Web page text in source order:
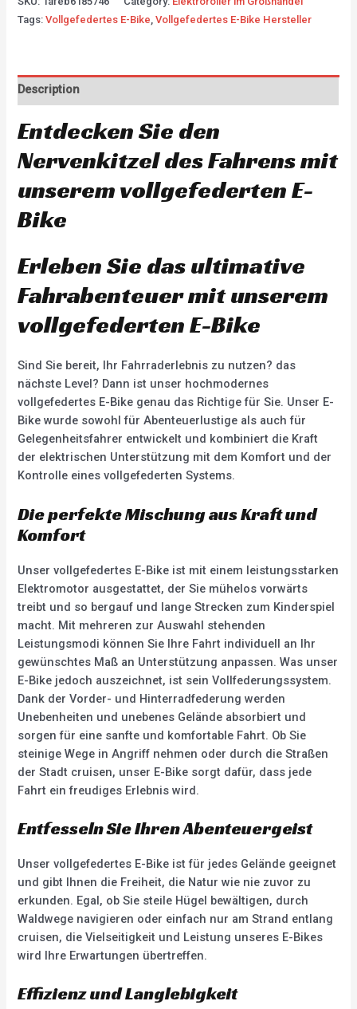
Tags:Vollgefedertes E-Bike ,Vollgefedertes E-Bike Hersteller
Description
Entdecken Sie den
Nervenkitzel des Fahrens mit
unserem vollgefederten E-
Bike
Erleben Sie das ultimative
Fahrabenteuer mit unserem
vollgefederten E-Bike
Sind Sie bereit, Ihr Fahrraderlebnis zu nutzen? das
nächste Level? Dann ist unser hochmodernes
vollgefedertes E-Bike genau das Richtige für Sie. Unser E-
Bike wurde sowohl für Abenteuerlustige als auch für
Gelegenheitsfahrer entwickelt und kombiniert die Kraft
der elektrischen Unterstützung mit dem Komfort und der
Kontrolle eines vollgefederten Systems.
Die perfekte Mischung aus Kraft und
Komfort
Unser vollgefedertes E-Bike ist mit einem leistungsstarken
Elektromotor ausgestattet, der Sie mühelos vorwärts
treibt und so bergauf und lange Strecken zum Kinderspiel
macht. Mit mehreren zur Auswahl stehenden
Leistungsmodi können Sie Ihre Fahrt individuell an Ihr
gewünschtes Maß an Unterstützung anpassen. Was unser
E-Bike jedoch auszeichnet, ist sein Vollfederungssystem.
Dank der Vorder- und Hinterradfederung werden
Unebenheiten und unebenes Gelände absorbiert und
sorgen für eine sanfte und komfortable Fahrt. Ob Sie
steinige Wege in Angriff nehmen oder durch die Straßen
der Stadt cruisen, unser E-Bike sorgt dafür, dass jede
Fahrt ein freudiges Erlebnis wird.
Entfesseln Sie Ihren Abenteuergeist
Unser vollgefedertes E-Bike ist für jedes Gelände geeignet
und gibt Ihnen die Freiheit, die Natur wie nie zuvor zu
erkunden. Egal, ob Sie steile Hügel bewältigen, durch
Waldwege navigieren oder einfach nur am Strand entlang
cruisen, die Vielseitigkeit und Leistung unseres E-Bikes
wird Ihre Erwartungen übertreffen.
Effizienz und Langlebigkeit